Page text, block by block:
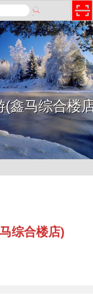
(鑫马综合楼
综合楼店)